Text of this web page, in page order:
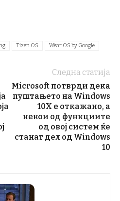
Tizen OS Wear OS by Google
Следна статија
Microsoft потврди дека
пуштањето на Windows
10X е откажано, а
некои од функциите
од овој систем ќе
станат дел од Windows
10